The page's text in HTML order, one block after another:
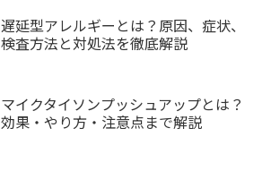
遅延型アレルギーとは？原因、症状、
検査方法と対処法を徹底解説
マイクタイソンプッシュアップとは？
効果・やり方・注意点まで解説